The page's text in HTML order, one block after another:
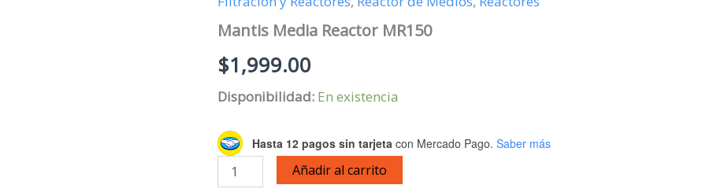
Mantis Media Reactor MR150
$1,999.00
Disponibilidad: En existencia
Hasta 12 pagos sin tarjeta con Mercado Pago. Saber más
Media
Añadir al carrito